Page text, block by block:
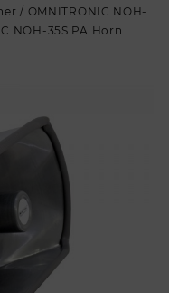
/ OMNITRONIC NOH-
NOH-35S PA Horn